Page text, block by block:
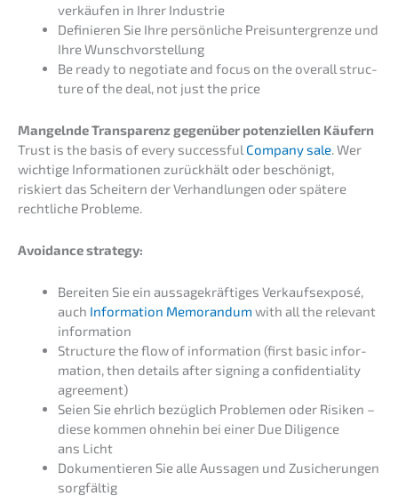
ver­käu­fen in Ihrer Industrie
Definie­ren Sie Ihre persön­li­che Preis­un­ter­gren­ze und
Ihre Wunschvorstellung
Be ready to negotia­te and focus on the overall struc­
tu­re of the deal, not just the price
Mangeln­de Trans­pa­renz gegen­über poten­zi­el­len Käufern
Trust is the basis of every successful Compa­ny sale. Wer
wichti­ge Infor­ma­tio­nen zurück­hält oder beschö­nigt,
riskiert das Schei­tern der Verhand­lun­gen oder späte­re
recht­li­che Probleme.
Avoid­ance strategy:
Berei­ten Sie ein aussa­ge­kräf­ti­ges Verkaufs­ex­po­sé,
auch Infor­ma­ti­on Memoran­dum with all the relevant
information
Struc­tu­re the flow of infor­ma­ti­on (first basic infor­
ma­ti­on, then details after signing a confi­den­tia­li­ty
agreement)
Seien Sie ehrlich bezüg­lich Proble­men oder Risiken –
diese kommen ohnehin bei einer Due Diligence
ans Licht
Dokumen­tie­ren Sie alle Aussa­gen und Zusiche­run­gen
sorgfältig